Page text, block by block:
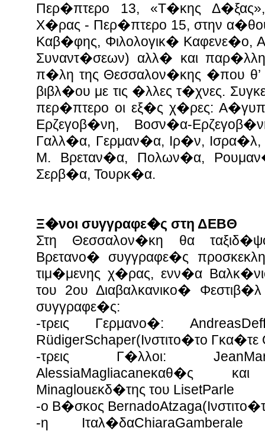
Περ�πτερο 13, «Τ�κης
Χ�ρας - Περ�πτερο 15, στην
Καβ�φης, Φιλολογικ� Καφενε�ο,
Συναντ�σεων) αλλ� και
π�λη της Θεσσαλον�κης �που θ’
βιβλ�ου με τις �λλες τ�χνες.
περ�πτερο οι εξ�ς χ�ρες:
Ερζεγοβ�νη, Βοσν�α-
Γαλλ�α, Γερμαν�α, Ιρ�ν,
Μ. Βρεταν�α, Πολων�α,
Σερβ�α, Τουρκ�α.
Ξ�νοι συγγραφε�ς στη ΔΕΒΘ
Στη Θεσσαλον�κη θα
Βρετανο� συγγραφε�ς
τιμ�μενης χ�ρας, ενν�α
του 2ου Διαβαλκανικο�
συγγραφε�ς:
-τρεις Γερμανο�:
RüdigerSchaper(Ινστιτο�το
-τρεις Γ�λλοι:
AlessiaMagliacaneκαθ�ς
Minaglouεκδ�της του LisetParle
-o Β�σκος
-η Ιταλ�δαChiaraGamberale